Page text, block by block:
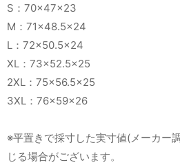
S：70×47×23
M：71×48.5×24
L：72×50.5×24
XL：73×52.5×25
2XL：75×56.5×25
3XL：76×59×26
※平置きで採寸した実寸値(メーカー
じる場合がございます。